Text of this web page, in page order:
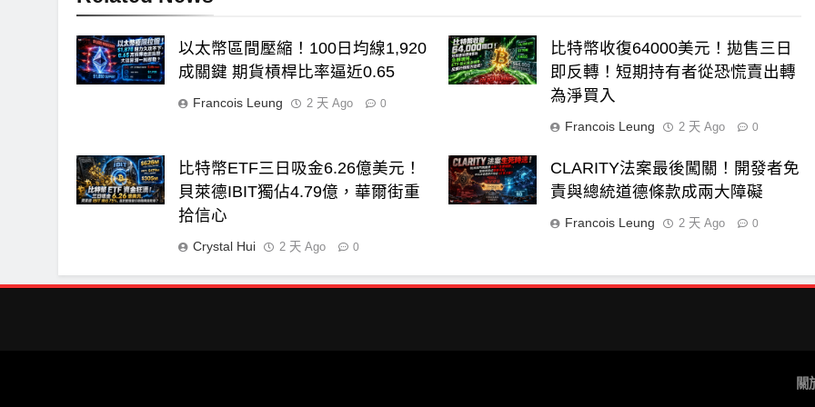
以太幣區間壓縮！100日均線1,920
成關鍵 期貨槓桿比率逼近0.65
Francois Leung 2 天 Ago 0
比特幣收復64000美元！拋售三日
即反轉！短期持有者從恐慌賣出轉
為淨買入
Francois Leung 2 天 Ago 0
比特幣ETF三日吸金6.26億美元！
貝萊德IBIT獨佔4.79億，華爾街重
拾信心
Crystal Hui 2 天 Ago 0
CLARITY法案最後闖關！開發者免
責與總統道德條款成兩大障礙
Francois Leung 2 天 Ago 0
關